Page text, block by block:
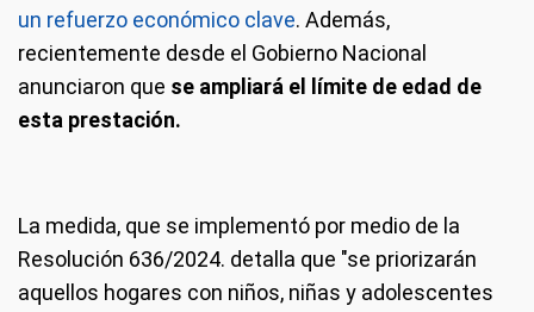
un refuerzo económico clave. Además,
recientemente desde el Gobierno Nacional
anunciaron que se ampliará el límite de edad de
esta prestación.
La medida, que se implementó por medio de la
Resolución 636/2024. detalla que "se priorizarán
aquellos hogares con niños, niñas y adolescentes